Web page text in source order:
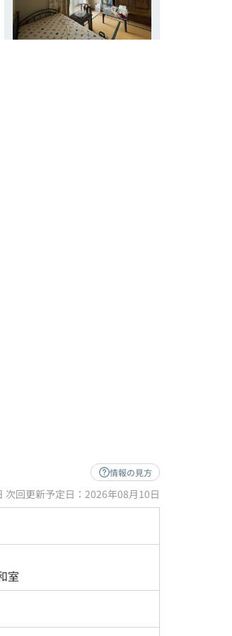
情報の見方
回更新予定日：2026年08月10日
室